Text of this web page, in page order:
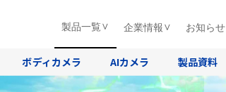
製品一覧
ボディカメラ AIカメラ 製品資料
企業情報 お知らせ